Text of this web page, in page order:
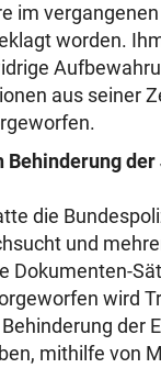
im
worden.
aus seiner
Behinderung
die
und
Dokumenten-
wird
der
mithilfe von